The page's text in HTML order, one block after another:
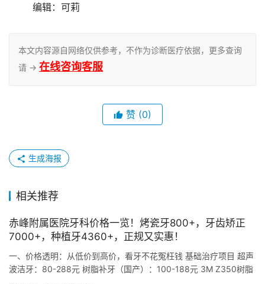
	编辑：可莉
本文内容源自网络仅供参考，不作为诊断医疗依据，更多查询
请 → 在线咨询客服
赞 (0)
生成海报
相关推荐
赤峰附属医院牙科价格一览！烤瓷牙800+，牙齿矫正
7000+，种植牙4360+，正规又实惠！
一、价格透明：从低价到高价，看牙不花冤枉钱 基础治疗项目 超声
波洁牙：80-288元 树脂补牙（国产）：100-188元 3M Z350树脂